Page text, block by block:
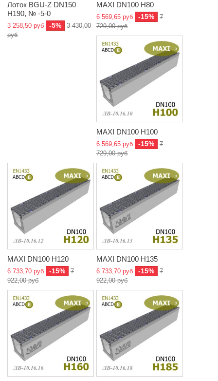
Лоток BGU-Z DN150
H190, № -5-0
3 258,50 руб -5%
3 430,00
руб
MAXI DN100 H80
6 569,65 руб -15%
7
729,00 руб
MAXI DN100 H100
6 569,65 руб -15%
7
729,00 руб
MAXI DN100 H120
6 733,70 руб -15%
7
922,00 руб
MAXI DN100 H135
6 733,70 руб -15%
7
922,00 руб